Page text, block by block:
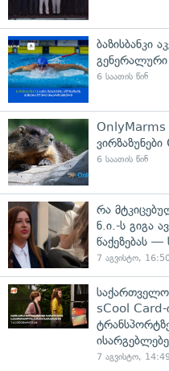
ბაზისბანკი
გენერალური
6 საათის წინ
OnlyMarms
6 საათის წინ
რა
ნ.ი.-ს გიგა
წაქეზებას —
7 აგვისტო,
sCool Card-
7 აგვისტო,